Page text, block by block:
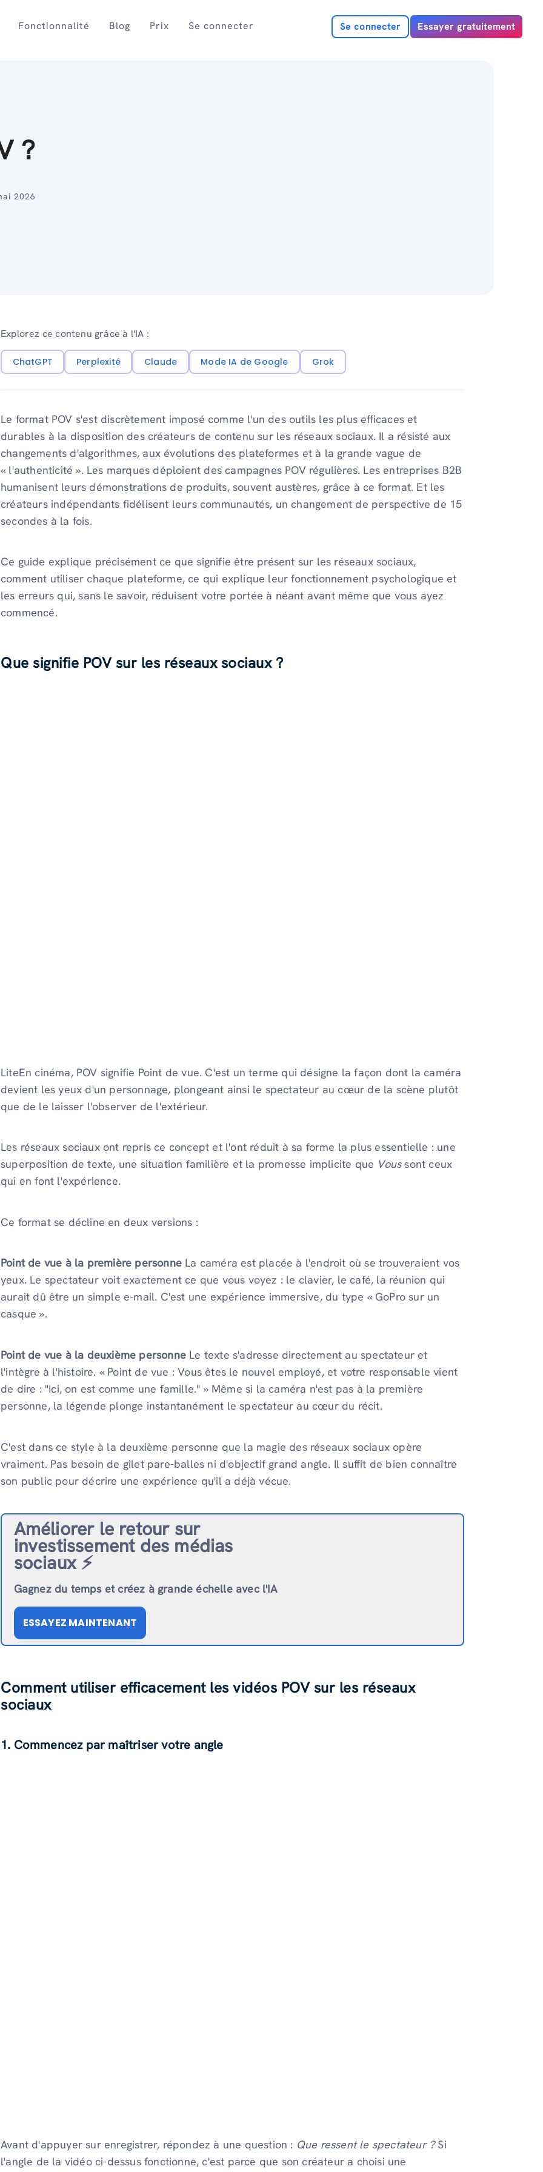
Fonctionnalité Blog Prix Se connecter Se connecter Essayer gratuitement
?
2026
Explorez ce contenu grâce à l'IA :
ChatGPT Perplexité Claude Mode IA de Google Grok
Le format POV s'est discrètement imposé comme l'un des outils les plus efficaces et
durables à la disposition des créateurs de contenu sur les réseaux sociaux. Il a résisté aux
changements d'algorithmes, aux évolutions des plateformes et à la grande vague de
« l'authenticité ». Les marques déploient des campagnes POV régulières. Les entreprises B2B
humanisent leurs démonstrations de produits, souvent austères, grâce à ce format. Et les
créateurs indépendants fidélisent leurs communautés, un changement de perspective de 15
secondes à la fois.
Ce guide explique précisément ce que signifie être présent sur les réseaux sociaux,
comment utiliser chaque plateforme, ce qui explique leur fonctionnement psychologique et
les erreurs qui, sans le savoir, réduisent votre portée à néant avant même que vous ayez
commencé.
Que signifie POV sur les réseaux sociaux ?
LiteEn cinéma, POV signifie Point de vue. C'est un terme qui désigne la façon dont la caméra
devient les yeux d'un personnage, plongeant ainsi le spectateur au cœur de la scène plutôt
que de le laisser l'observer de l'extérieur.
Les réseaux sociaux ont repris ce concept et l'ont réduit à sa forme la plus essentielle : une
superposition de texte, une situation familière et la promesse implicite que Voussont ceux
qui en font l'expérience.
Ce format se décline en deux versions :
Point de vue à la première personne La caméra est placée à l'endroit où se trouveraient vos
yeux. Le spectateur voit exactement ce que vous voyez : le clavier, le café, la réunion qui
aurait dû être un simple e-mail. C'est une expérience immersive, du type « GoPro sur un
casque ».
Point de vue à la deuxième personne Le texte s'adresse directement au spectateur et
l'intègre à l'histoire. « Point de vue : Vous êtes le nouvel employé, et votre responsable vient
de dire : "Ici, on est comme une famille." » Même si la caméra n'est pas à la première
personne, la légende plonge instantanément le spectateur au cœur du récit.
C'est dans ce style à la deuxième personne que la magie des réseaux sociaux opère
vraiment. Pas besoin de gilet pare-balles ni d'objectif grand angle. Il suffit de bien connaître
son public pour décrire une expérience qu'il a déjà vécue.
Améliorer le retour sur
investissement des médias
sociaux ⚡️
Gagnez du temps et créez à grande échelle avec l'IA
ESSAYEZ MAINTENANT
Comment utiliser efficacement les vidéos POV sur les réseaux
sociaux
1. Commencez par maîtriser votre angle
Avant d'appuyer sur enregistrer, répondez à une question : Que ressent le spectateur ?Si
l'angle de la vidéo ci-dessus fonctionne, c'est parce que son créateur a choisi une